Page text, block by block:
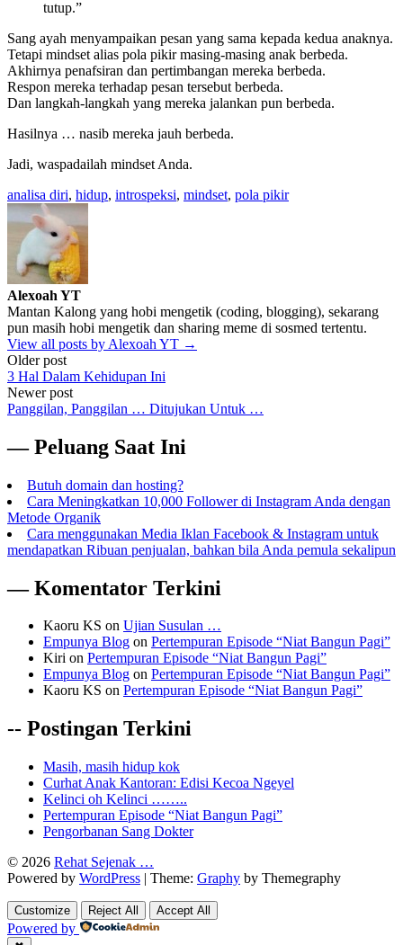
tutup.”
Sang ayah menyampaikan pesan yang sama kepada kedua anaknya.
Tetapi mindset alias pola pikir masing-masing anak berbeda.
Akhirnya penafsiran dan pertimbangan mereka berbeda.
Respon mereka terhadap pesan tersebut berbeda.
Dan langkah-langkah yang mereka jalankan pun berbeda.
Hasilnya … nasib mereka jauh berbeda.
Jadi, waspadailah mindset Anda.
analisa diri, hidup, introspeksi, mindset, pola pikir
Alexoah YT
Mantan Kalong yang hobi mengetik (coding, blogging), sekarang
pun masih hobi mengetik dan sharing meme di sosmed tertentu.
View all posts by Alexoah YT →
Post
navigation
Older post
3 Hal Dalam Kehidupan Ini
Newer post
Panggilan, Panggilan … Ditujukan Untuk …
— Peluang Saat Ini
Butuh domain dan hosting?
Cara Meningkatkan 10,000 Follower di Instagram Anda dengan
Metode Organik
Cara menggunakan Media Iklan Facebook & Instagram untuk
mendapatkan Ribuan penjualan, bahkan bila Anda pemula sekalipun
— Komentator Terkini
Kaoru KS on Ujian Susulan …
Empunya Blog on Pertempuran Episode “Niat Bangun Pagi”
Kiri on Pertempuran Episode “Niat Bangun Pagi”
Empunya Blog on Pertempuran Episode “Niat Bangun Pagi”
Kaoru KS on Pertempuran Episode “Niat Bangun Pagi”
-- Postingan Terkini
Masih, masih hidup kok
Curhat Anak Kantoran: Edisi Kecoa Ngeyel
Kelinci oh Kelinci ……..
Pertempuran Episode “Niat Bangun Pagi”
Pengorbanan Sang Dokter
© 2026 Rehat Sejenak …
Powered by WordPress | Theme: Graphy by Themegraphy
Customize Reject All Accept All
Powered by